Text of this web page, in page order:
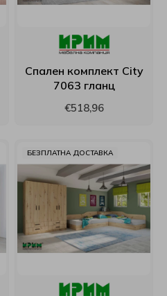
Спален комплект City
7063 гланц
€518,96
БЕЗПЛАТНА ДОСТАВКА